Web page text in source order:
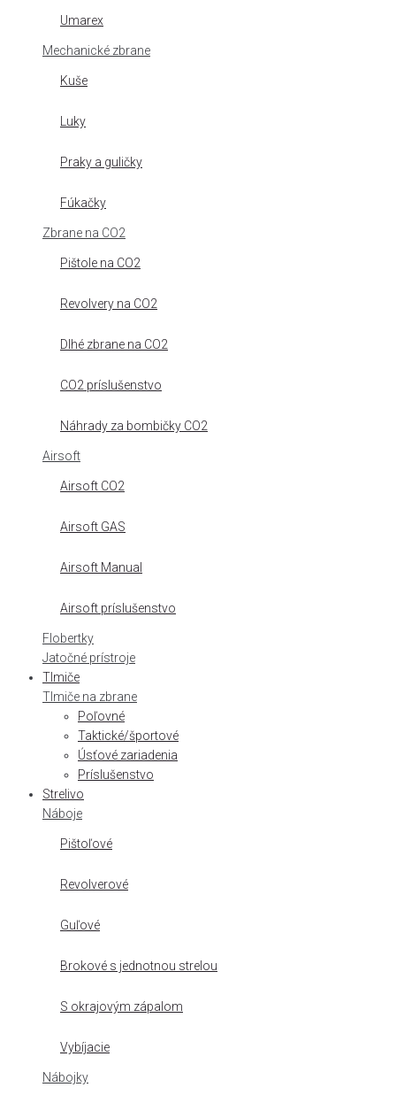
Umarex
Mechanické zbrane
Kuše
Luky
Praky a guličky
Fúkačky
Zbrane na CO2
Pištole na CO2
Revolvery na CO2
Dlhé zbrane na CO2
CO2 príslušenstvo
Náhrady za bombičky CO2
Airsoft
Airsoft CO2
Airsoft GAS
Airsoft Manual
Airsoft príslušenstvo
Flobertky
Jatočné prístroje
Tlmiče
Tlmiče na zbrane
Poľovné
Taktické/športové
Úsťové zariadenia
Príslušenstvo
Strelivo
Náboje
Pištoľové
Revolverové
Guľové
Brokové s jednotnou strelou
S okrajovým zápalom
Vybíjacie
Nábojky